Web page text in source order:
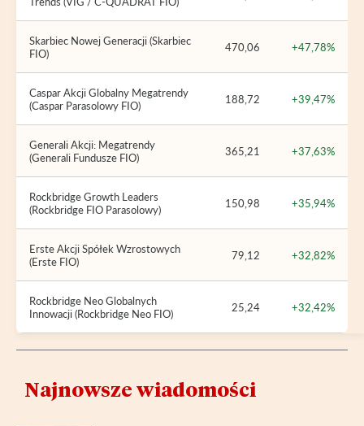
Skarbiec Nowej Generacji (Skarbiec
FIO)
470,06 +47,78%
Caspar Akcji Globalny Megatrendy
(Caspar Parasolowy FIO)
188,72 +39,47%
Generali Akcji: Megatrendy
(Generali Fundusze FIO)
365,21 +37,63%
Rockbridge Growth Leaders
(Rockbridge FIO Parasolowy)
150,98 +35,94%
Erste Akcji Spółek Wzrostowych
(Erste FIO)
79,12 +32,82%
Rockbridge Neo Globalnych
Innowacji (Rockbridge Neo FIO)
25,24 +32,42%
Najnowsze wiadomości